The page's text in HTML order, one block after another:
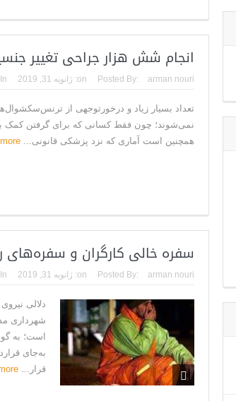
انجام شش هزار جراحی تغییر
Posted By: arman nouri
on: ژانویه 31, 2019 In:
تعداد بسیار زیاد و درخور‌توجهی از
نمی‌شوند؛ چون فقط کسانی که برای گرفتن کمک
همچنین است آماری که نزد پزشکی قانونی...
سفره خالی کارگران و سفره‌های
Posted By: arman nouri
on: ژانویه 31, 2019 In:
دلالی
شهرداری
است؛ به
به‌جای
قرار...